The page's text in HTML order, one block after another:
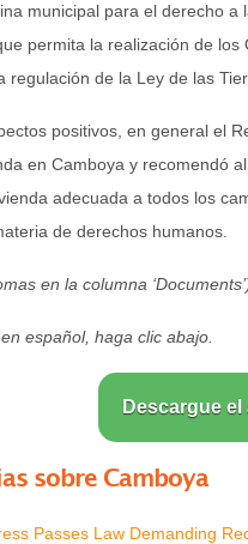
municipal para el derecho
permita la realización de
regulación de la Ley de las
positivos, en general el
en Camboya y recomendó
adecuada a todos los
de derechos humanos.
en la columna
español, haga clic abajo.
Descargue
sobre Camboya
Passes Law Demanding